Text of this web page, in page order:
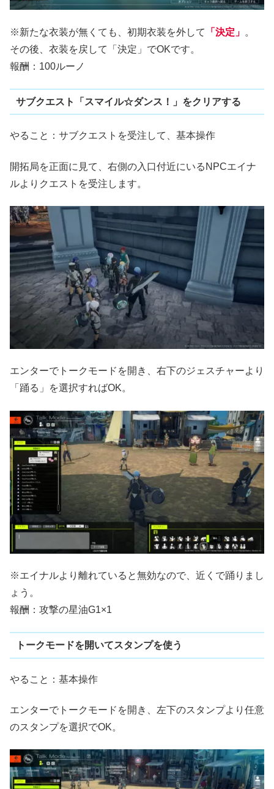
※新たな衣装が無くても、初期衣装を外して 「決定」 。
その後、衣装を戻して「決定」でOKです。
報酬：100ルーノ
サブクエスト「スマイル☆ダンス！」をクリアする
やること：サブクエストを受注して、基本操作
開拓局を正面に見て、右側の入口付近にいるNPCエイナ
ルよりクエストを受注します。
エンターでトークモードを開き、右下のジェスチャーより
「踊る」を選択すればOK。
※エイナルより離れていると無効なので、近くで踊りまし
ょう。
報酬：攻撃の星油G1×1
トークモードを開いてスタンプを使う
やること：基本操作
エンターでトークモードを開き、左下のスタンプより任意
のスタンプを選択でOK。